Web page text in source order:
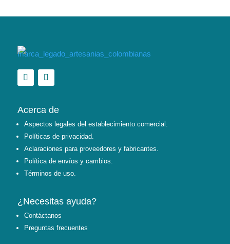
Acerca de
Aspectos legales del establecimiento comercial.
Políticas de privacidad.
Aclaraciones para proveedores y fabricantes.
Política de envíos y cambios.
Términos de uso.
¿Necesitas ayuda?
Contáctanos
Preguntas frecuentes